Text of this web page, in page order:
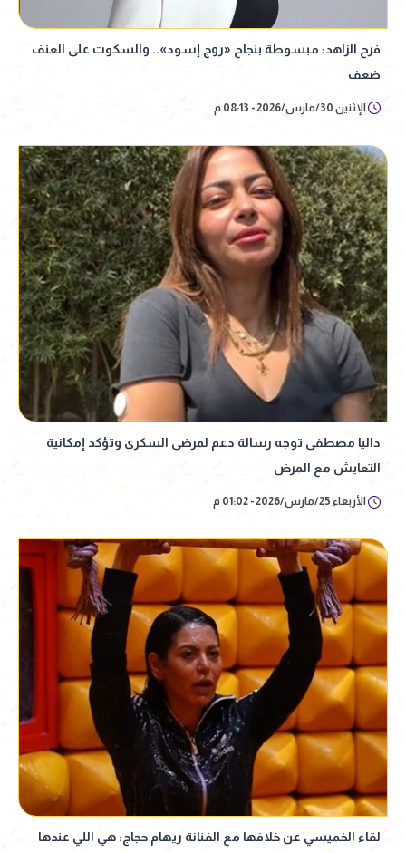
فرح الزاهد: مبسوطة بنجاح «روج إسود».. والسكوت على العنف
ضعف
الإثنين 30/مارس/2026 - 08:13 م
داليا مصطفى توجه رسالة دعم لمرضى السكري وتؤكد إمكانية
التعايش مع المرض
الأربعاء 25/مارس/2026 - 01:02 م
لقاء الخميسي عن خلافها مع الفنانة ريهام حجاج: هي اللي عندها